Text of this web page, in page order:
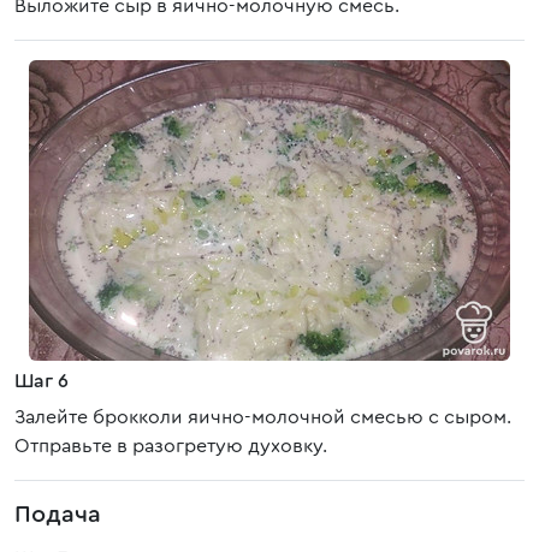
Выложите сыр в яично-молочную смесь.
Шаг 6
Залейте брокколи яично-молочной смесью с сыром.
Отправьте в разогретую духовку.
Подача